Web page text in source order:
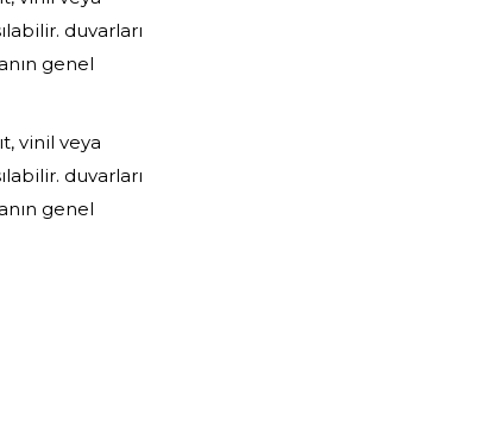
duvarları
genel
vinil veya
duvarları
genel